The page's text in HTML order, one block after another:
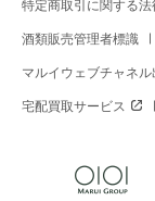
特定商取引に関する
酒類販売管理者標識
マルイウェブチャネ
宅配買取サービス